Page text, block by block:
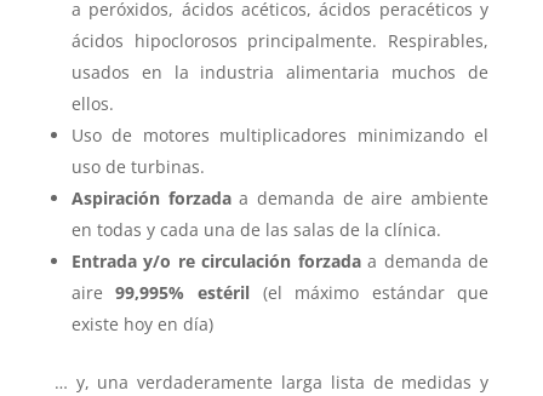
a peróxidos, ácidos acéticos, ácidos peracéticos y
ácidos hipoclorosos principalmente. Respirables,
usados en la industria alimentaria muchos de
ellos.
Uso de motores multiplicadores minimizando el
uso de turbinas.
Aspiración forzadaa demanda de aire ambiente
en todas y cada una de las salas de la clínica.
Entrada y/o re circulación forzadaa demanda de
aire99,995% estéril(el máximo estándar que
existe hoy en día)
… y, una verdaderamente larga lista de medidas y